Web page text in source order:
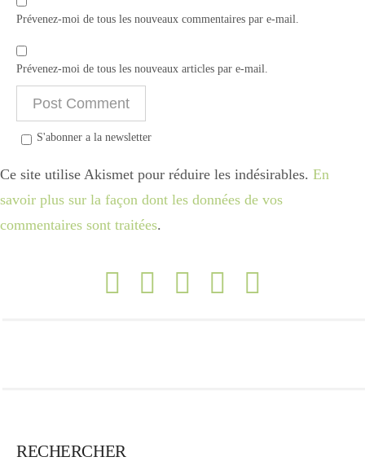
Prévenez-moi de tous les nouveaux commentaires par e-mail.
Prévenez-moi de tous les nouveaux articles par e-mail.
S'abonner a la newsletter
Ce site utilise Akismet pour réduire les indésirables. En
savoir plus sur la façon dont les données de vos
commentaires sont traitées.
RECHERCHER